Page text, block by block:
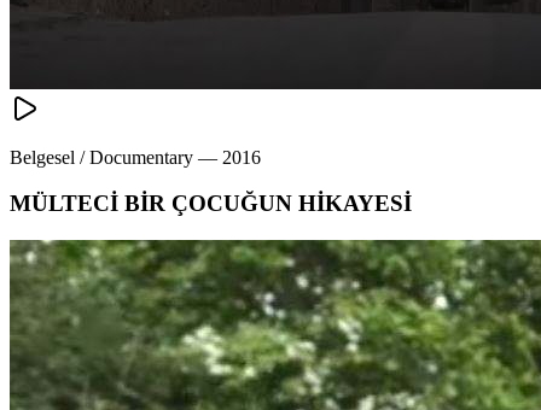
Belgesel / Documentary — 2016
MÜLTECİ BİR ÇOCUĞUN HİKAYESİ